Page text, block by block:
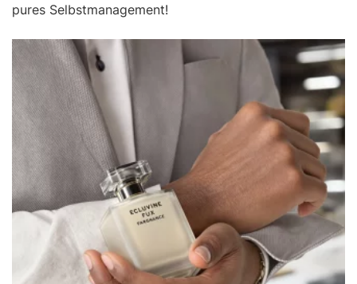
pures Selbstmanagement!